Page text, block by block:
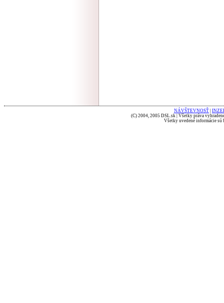
NÁVŠTEVNOSŤ
(C) 2004, 2005 DSL.sk | Všetky práva
Všetky uvedené informácie sú